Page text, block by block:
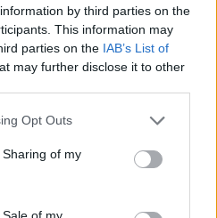
by third parties on the
This information may
parties on the IAB’s List of
may further disclose it to other
Opt Outs
of my
of my